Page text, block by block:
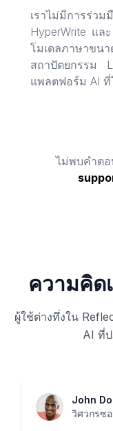
เราไม่มีการร่วม
HyperWrite แล
โมเดลภาษาขน
สถาปัตยกรรม
แพลตฟอร์ม AI ที่
ไม่พบคำต
ความคิด
ผู้ใช้ต่างทึ่งใน
AI ที่
John
วิศวกรซ